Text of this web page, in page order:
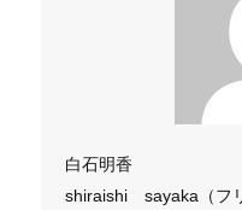
白石明香
shiraishi sayaka（フ